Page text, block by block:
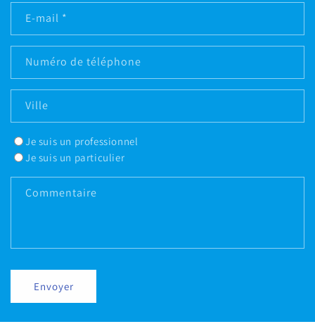
E-mail *
Numéro de téléphone
Ville
Je suis un professionnel
Je suis un particulier
Commentaire
Envoyer